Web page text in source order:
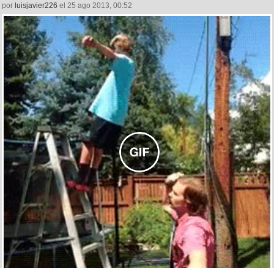
por luisjavier226 el 25 ago 2013, 00:52